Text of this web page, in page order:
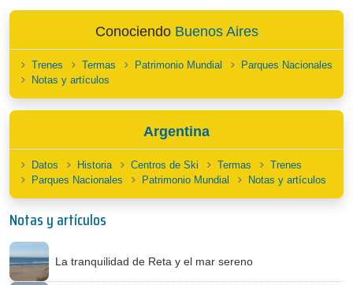
Conociendo Buenos Aires
Trenes Termas Patrimonio Mundial
Parques Nacionales
Notas y artículos
Argentina
Datos Historia Centros de Ski Termas
Trenes
Parques Nacionales
Patrimonio Mundial Notas y artículos
Notas y artículos
La tranquilidad de Reta y el mar sereno